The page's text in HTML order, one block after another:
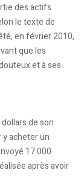
des actifs
le texte de
en février 2010,
que les
et à ses
de son
acheter un
17 000
après avoir